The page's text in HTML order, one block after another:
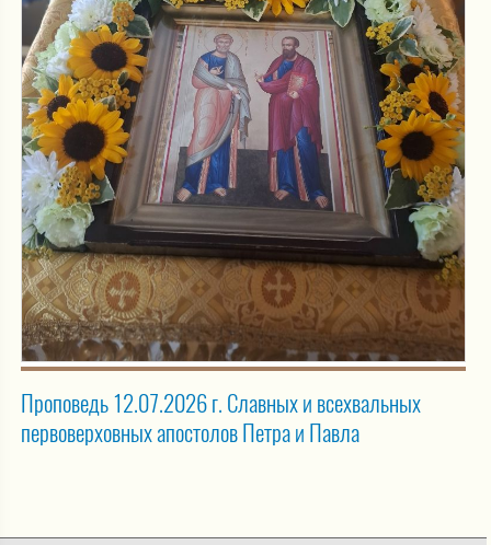
Проповедь 12.07.2026 г. Славных и всехвальных
первоверховных апостолов Петра и Павла